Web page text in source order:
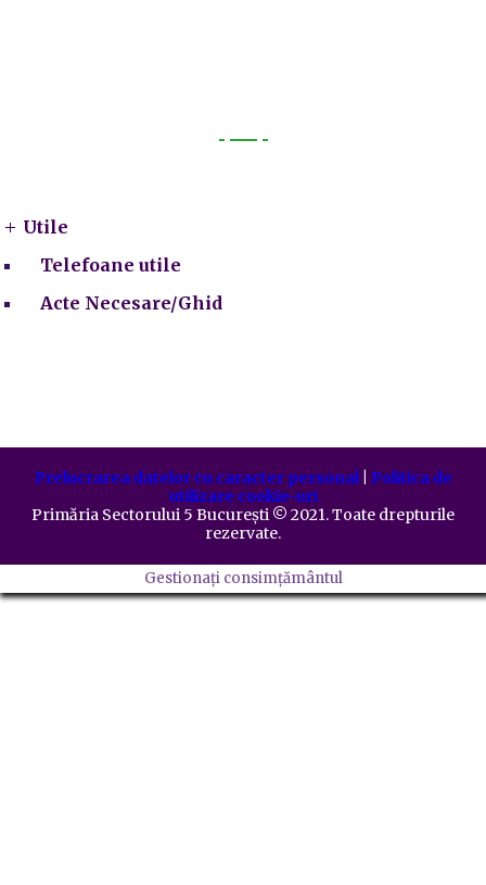
Utile
Telefoane utile
Acte Necesare/Ghid
Prelucrarea datelor cu caracter personal| Politica de
utilizare cookie-uri
Primăria Sectorului 5 București ©️ 2021. Toate drepturile
rezervate.
Gestionați consimțământul